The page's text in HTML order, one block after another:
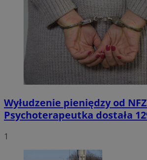
Wyłudzenie pieniędzy od
Psychoterapeutka dostała
1